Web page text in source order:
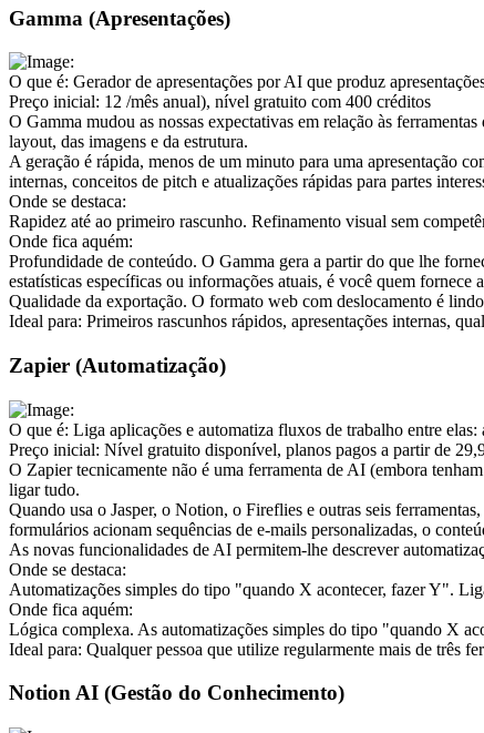
Gamma (Apresentações)
O que é: Gerador de apresentações por AI que produz
Preço inicial: 12 /mês anual), nível gratuito com 400 créditos
O Gamma mudou as nossas expectativas em relação às
layout, das imagens e da estrutura.
A geração é rápida, menos de um minuto para uma apresentação
internas, conceitos de pitch e atualizações rápidas para partes
Onde se destaca:
Rapidez até ao primeiro rascunho. Refinamento visual sem
Onde fica aquém:
Profundidade de conteúdo. O Gamma gera a partir do que lhe
estatísticas específicas ou informações atuais, é você quem fornece
Qualidade da exportação. O formato web com deslocamento é
Ideal para: Primeiros rascunhos rápidos, apresentações internas,
Zapier (Automatização)
O que é: Liga aplicações e automatiza fluxos de trabalho entre
Preço inicial: Nível gratuito disponível, planos pagos a partir de
O Zapier tecnicamente não é uma ferramenta de AI (embora
ligar tudo.
Quando usa o Jasper, o Notion, o Fireflies e outras seis
formulários acionam sequências de e-mails personalizadas, o
As novas funcionalidades de AI permitem-lhe descrever
Onde se destaca:
Automatizações simples do tipo "quando X acontecer, fazer Y".
Onde fica aquém:
Lógica complexa. As automatizações simples do tipo "quando X
Ideal para: Qualquer pessoa que utilize regularmente mais de três
Notion AI (Gestão do Conhecimento)